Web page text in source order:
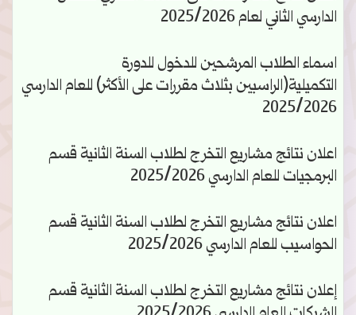
الدارسي الثاني لعام 2025/2026
اسماء الطلاب المرشحين للدخول للدورة
التكميلية(الراسبين بثلاث مقررات على الأكثر) للعام الدارسي
2025/2026
اعلان نتائج مشاريع التخرج لطلاب السنة الثانية قسم
البرمجيات للعام الدارسي 2025/2026
اعلان نتائج مشاريع التخرج لطلاب السنة الثانية قسم
الحواسيب للعام الدارسي 2025/2026
إعلان نتائج مشاريع التخرج لطلاب السنة الثانية قسم